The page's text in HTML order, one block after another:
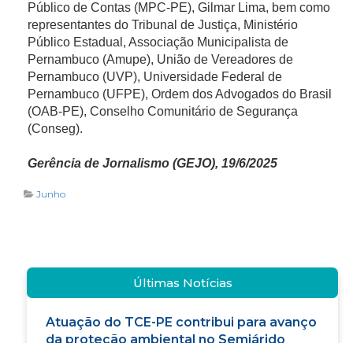
Público de Contas (MPC-PE), Gilmar Lima, bem como
representantes do Tribunal de Justiça, Ministério
Público Estadual, Associação Municipalista de
Pernambuco (Amupe), União de Vereadores de
Pernambuco (UVP), Universidade Federal de
Pernambuco (UFPE), Ordem dos Advogados do Brasil
(OAB-PE), Conselho Comunitário de Segurança
(Conseg).
Gerência de Jornalismo (GEJO), 19/6/2025
Junho
Últimas Notícias
Atuação do TCE-PE contribui para avanço
da proteção ambiental no Semiárido